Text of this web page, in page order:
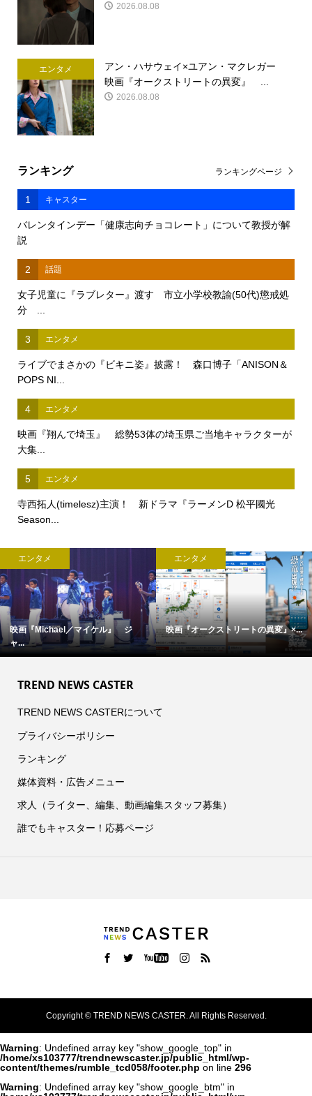
2026.08.08
エンタメ
アン・ハサウェイ×ユアン・マクレガー
映画『オークストリートの異変』 ...
2026.08.08
ランキング
1 キャスター
バレンタインデー「健康志向チョコレート」について教授が解
説
2 話題
女子児童に『ラブレター』渡す 市立小学校教諭(50代)懲戒処
分 ...
3 エンタメ
ライブでまさかの『ビキニ姿』披露！ 森口博子「ANISON＆
POPS NI...
4 エンタメ
映画『翔んで埼玉』 総勢53体の埼玉県ご当地キャラクターが
大集...
5 エンタメ
寺西拓人(timelesz)主演！ 新ドラマ『ラーメンD 松平國光
Season...
ランキングページ
エンタメ
映画『オークストリートの異変』×...
エンタメ
完全撮り下ろし「2027年版 羽生
TREND NEWS CASTER
TREND NEWS CASTERについて
プライバシーポリシー
ランキング
媒体資料・広告メニュー
求人（ライター、編集、動画編集スタッフ募集）
誰でもキャスター！応募ページ
Copyright ©TREND NEWS CASTER. All Rights Reserved.
Warning: Undefined array key "show_google_top" in
/home/xs103777/trendnewscaster.jp/public_html/wp-
content/themes/rumble_tcd058/footer.php on line 296
Warning: Undefined array key "show_google_btm" in